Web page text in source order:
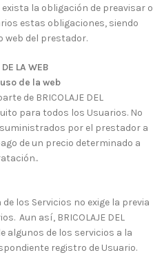
la obligación de preavisar o
estas obligaciones, siendo
web del prestador.
LA WEB
de la web
de BRICOLAJE DEL
para todos los Usuarios. No
por el prestador a
de un precio determinado a
los Servicios no exige la previa
Aun así, BRICOLAJE DEL
algunos de los servicios a la
registro de Usuario.